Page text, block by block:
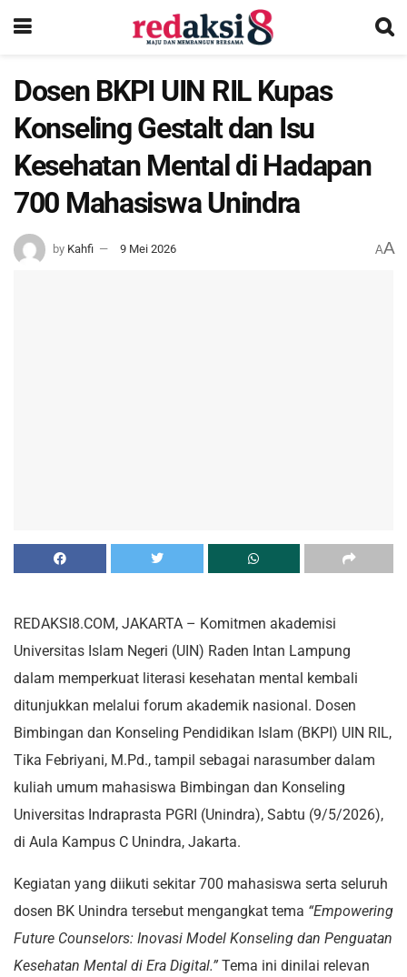
Dosen BKPI UIN RIL Kupas
Konseling Gestalt dan Isu
Kesehatan Mental di Hadapan
700 Mahasiswa Unindra
by Kahfi 9 Mei 2026 AA
REDAKSI8.COM, JAKARTA – Komitmen akademisi
Universitas Islam Negeri (UIN) Raden Intan Lampung
dalam memperkuat literasi kesehatan mental kembali
ditunjukkan melalui forum akademik nasional. Dosen
Bimbingan dan Konseling Pendidikan Islam (BKPI) UIN RIL,
Tika Febriyani, M.Pd., tampil sebagai narasumber dalam
kuliah umum mahasiswa Bimbingan dan Konseling
Universitas Indraprasta PGRI (Unindra), Sabtu (9/5/2026),
di Aula Kampus C Unindra, Jakarta.
Kegiatan yang diikuti sekitar 700 mahasiswa serta seluruh
dosen BK Unindra tersebut mengangkat tema “Empowering
Future Counselors: Inovasi Model Konseling dan Penguatan
Kesehatan Mental di Era Digital.” Tema ini dinilai relevan